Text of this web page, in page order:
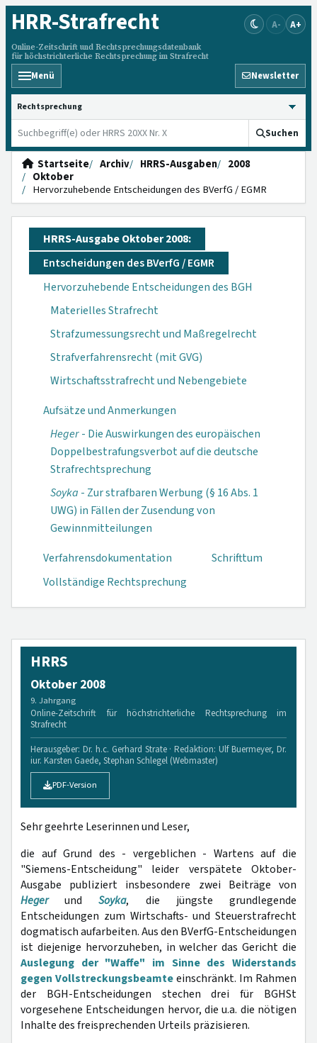
HRR-Strafrecht
Online-Zeitschrift und Rechtsprechungsdatenbank
für höchstrichterliche Rechtsprechung im Strafrecht
A- A+
Menü Newsletter
HRRS durchsuchen
Suchen
Startseite Archiv HRRS-Ausgaben
2008
Oktober
Hervorzuhebende Entscheidungen des BVerfG / EGMR
HRRS-Ausgabe Oktober 2008:
Entscheidungen des BVerfG / EGMR
Hervorzuhebende Entscheidungen des BGH
Materielles Strafrecht
Strafzumessungsrecht und Maßregelrecht
Strafverfahrensrecht (mit GVG)
Wirtschaftsstrafrecht und Nebengebiete
Aufsätze und Anmerkungen
Heger- Die Auswirkungen des europäischen
Doppelbestrafungsverbot auf die deutsche
Strafrechtsprechung
Soyka - Zur strafbaren Werbung (§ 16 Abs. 1
UWG) in Fällen der Zusendung von
Gewinnmitteilungen
Verfahrensdokumen­tation
Schrifttum
Vollständige Rechtsprechung
HRRS
Oktober 2008
9. Jahrgang
Online-Zeitschrift für höchstrichterliche Rechtsprechung im
Strafrecht
Herausgeber: Dr. h.c. Gerhard Strate · Redaktion: Ulf Buermeyer, Dr.
iur. Karsten Gaede, Stephan Schlegel (Webmaster)
PDF-Version
Sehr geehrte Leserinnen und Leser,
die auf Grund des - vergeblichen - Wartens auf die
"Siemens-Entscheidung" leider verspätete Oktober-
Ausgabe publiziert insbesondere zwei Beiträge von
HegerundSoyka, die jüngste grundlegende
Entscheidungen zum Wirtschafts- und Steuerstrafrecht
dogmatisch aufarbeiten. Aus den BVerfG-Entscheidungen
ist diejenige hervorzuheben, in welcher das Gericht die
Auslegung der "Waffe" im Sinne des Widerstands
gegen Vollstreckungsbeamteeinschränkt. Im Rahmen
der BGH-Entscheidungen stechen drei für BGHSt
vorgesehene Entscheidungen hervor, die u.a. die nötigen
Inhalte des freisprechenden Urteils präzisieren.